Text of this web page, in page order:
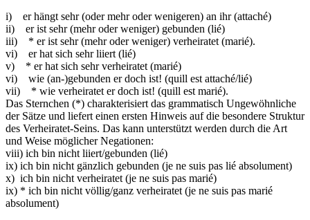
i) er hängt sehr (oder mehr oder wenigeren) an ihr (attaché)
ii) er ist sehr (mehr oder weniger) gebunden (lié)
iii) * er ist sehr (mehr oder weniger) verheiratet (marié).
vi) er hat sich sehr liiert (lié)
v) * er hat sich sehr verheiratet (marié)
vi) wie (an-)gebunden er doch ist! (quill est attaché/lié)
vii) * wie verheiratet er doch ist! (quill est marié).
Das Sternchen (*) charakterisiert das grammatisch Ungewöhnliche
der Sätze und liefert einen ersten Hinweis auf die besondere Struktur
des Verheiratet-Seins. Das kann unterstützt werden durch die Art
und Weise möglicher Negationen:
viii) ich bin nicht liiert/gebunden (lié)
ix) ich bin nicht gänzlich gebunden (je ne suis pas lié absolument)
x) ich bin nicht verheiratet (je ne suis pas marié)
ix) * ich bin nicht völlig/ganz verheiratet (je ne suis pas marié
absolument)